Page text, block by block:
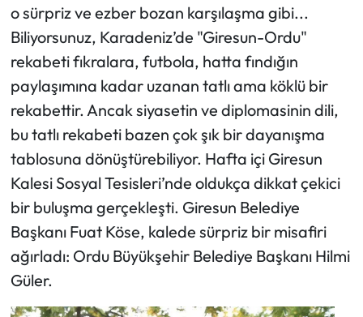
o sürpriz ve ezber bozan karşılaşma gibi...
Biliyorsunuz, Karadeniz’de "Giresun-Ordu"
rekabeti fıkralara, futbola, hatta fındığın
paylaşımına kadar uzanan tatlı ama köklü bir
rekabettir. Ancak siyasetin ve diplomasinin dili,
bu tatlı rekabeti bazen çok şık bir dayanışma
tablosuna dönüştürebiliyor. Hafta içi Giresun
Kalesi Sosyal Tesisleri’nde oldukça dikkat çekici
bir buluşma gerçekleşti. Giresun Belediye
Başkanı Fuat Köse, kalede sürpriz bir misafiri
ağırladı: Ordu Büyükşehir Belediye Başkanı Hilmi
Güler.